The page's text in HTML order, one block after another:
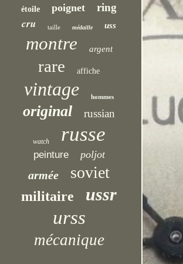
étoile poignet ring
cru taille médaille uss
montre argent
rare affiche
vintage hommes
original russian
watch russe
peinture poljot
armée soviet
militaire ussr
urss
mécanique